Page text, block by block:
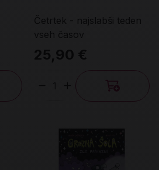
Četrtek - najslabši teden
vseh časov
25,90 €
Količina